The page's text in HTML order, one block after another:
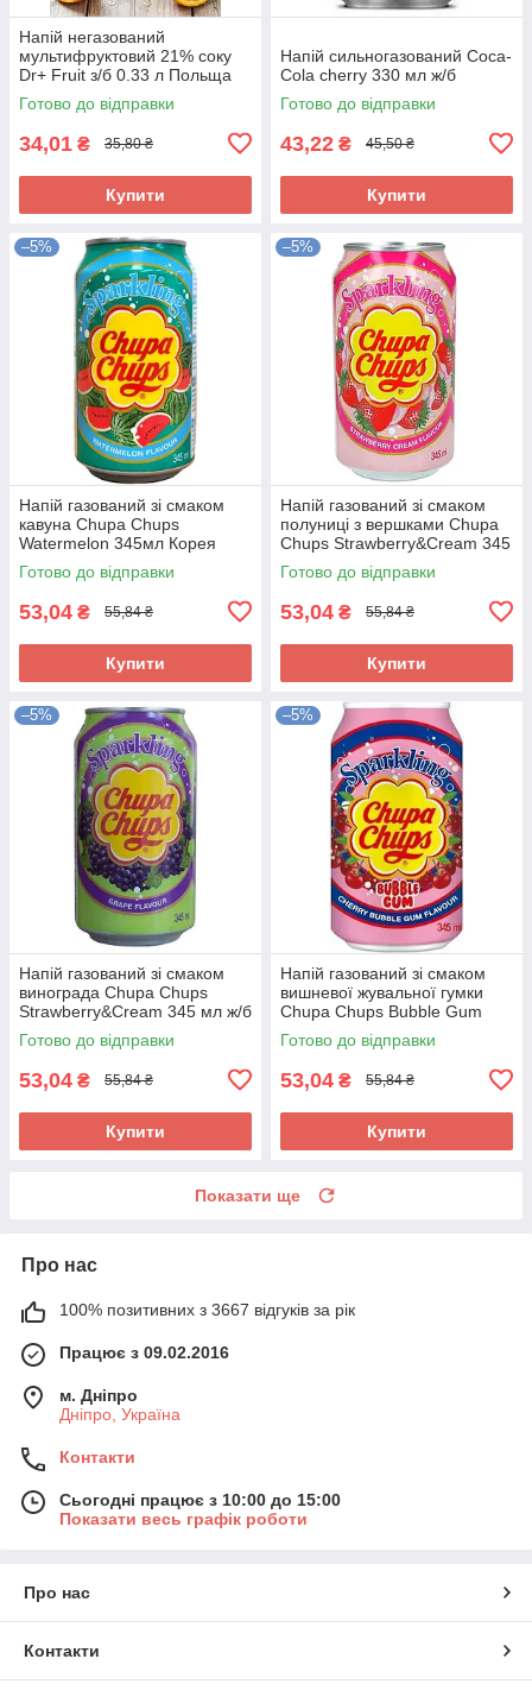
Напій негазований
мультифруктовий 21% соку
Dr+ Fruit з/б 0.33 л Польща
Готово до відправки
34,01 ₴ 35,80 ₴
Купити
Напій сильногазований Coca-
Cola cherry 330 мл ж/б
Готово до відправки
43,22 ₴ 45,50 ₴
Купити
–5%
Напій газований зі смаком
кавуна Chupa Chups
Watermelon 345мл Корея
Готово до відправки
53,04 ₴ 55,84 ₴
Купити
–5%
Напій газований зі смаком
полуниці з вершками Chupa
Chups Strawberry&Cream 345
мл ж/б Корея
Готово до відправки
53,04 ₴ 55,84 ₴
Купити
–5%
Напій газований зі смаком
винограда Chupa Chups
Strawberry&Cream 345 мл ж/б
Корея
Готово до відправки
53,04 ₴ 55,84 ₴
Купити
–5%
Напій газований зі смаком
вишневої жувальної гумки
Chupa Chups Bubble Gum
345мл Корея
Готово до відправки
53,04 ₴ 55,84 ₴
Купити
Показати ще
Про нас
100% позитивних з 3667 відгуків за рік
Працює з 09.02.2016
м. Дніпро
Дніпро, Україна
Контакти
Сьогодні працює з 10:00 до 15:00
Показати весь графік роботи
Про нас
Контакти